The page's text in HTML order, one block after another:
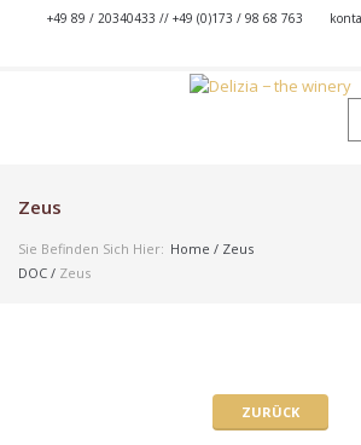
+49 89 / 20340433 // +49 (0)173 / 98 68 763
Zeus
Sie Befinden Sich Hier: Home / Zeus
DOC / Zeus
ZURÜCK